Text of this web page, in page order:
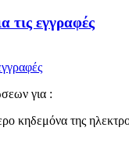
τις εγγραφές
για :
κηδεμόνα της